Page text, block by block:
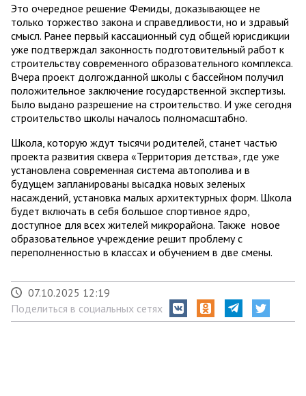
Это очередное решение Фемиды, доказывающее не
только торжество закона и справедливости, но и здравый
смысл. Ранее первый кассационный суд общей юрисдикции
уже подтверждал законность подготовительный работ к
строительству современного образовательного комплекса.
Вчера проект долгожданной школы с бассейном получил
положительное заключение государственной экспертизы.
Было выдано разрешение на строительство. И уже сегодня
строительство школы началось полномасштабно.
Школа, которую ждут тысячи родителей, станет частью
проекта развития сквера «Территория детства», где уже
установлена современная система автополива и в
будущем запланированы высадка новых зеленых
насаждений, установка малых архитектурных форм. Школа
будет включать в себя большое спортивное ядро,
доступное для всех жителей микрорайона. Также новое
образовательное учреждение решит проблему с
переполненностью в классах и обучением в две смены.
07.10.2025 12:19
Поделиться в социальных сетях